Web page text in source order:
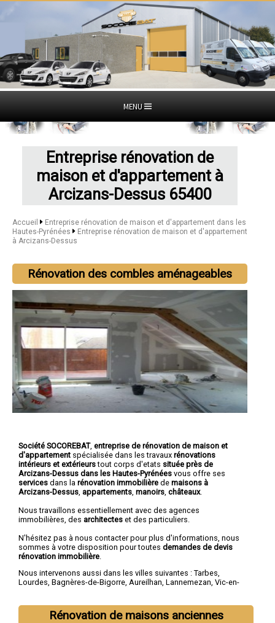
MENU
Entreprise rénovation de
maison et d'appartement à
Arcizans-Dessus 65400
Accueil
Entreprise rénovation de maison et d'appartement dans les
Hautes-Pyrénées
Entreprise rénovation de maison et d'appartement
à Arcizans-Dessus
Rénovation des combles aménageables
Société SOCOREBAT, entreprise de rénovation de maison et
d'appartement spécialisée dans les travaux rénovations
intérieurs et extérieurstout corps d'etats située près de
Arcizans-Dessus dans les Hautes-Pyrénées vous offre ses
services dans la rénovation immobilière de maisons à
Arcizans-Dessus appartements manoirs châteaux.
Nous travaillons essentiellement avec des agences
immobilières, des architectes et des particuliers.
N'hésitez pas à nous contacter pour plus d'informations, nous
sommes à votre disposition pour toutes demandes de devis
rénovation immobilière
Nous intervenons aussi dans les villes suivantes : Tarbes,
Lourdes, Bagnères-de-Bigorre, Aureilhan, Lannemezan, Vic-en-
Rénovation de maisons anciennes